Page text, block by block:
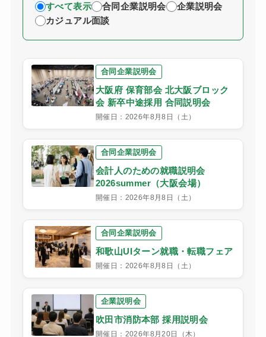
すべて表示 合同企業説明会
企業説明会
カジュアル面談
合同企業説明会
大阪府 保育部会 北大阪ブロック
会 新卒中途採用 合同説明会
開催日：2026年8月8日（土）
合同企業説明会
会計人のための就職説明会
2026summer（大阪会場）
開催日：2026年8月8日（土）
合同企業説明会
和歌山UIターン就職・転職フェア
開催日：2026年8月8日（土）
企業説明会
吹田市消防本部 採用説明会
開催日：2026年8月20日（木）